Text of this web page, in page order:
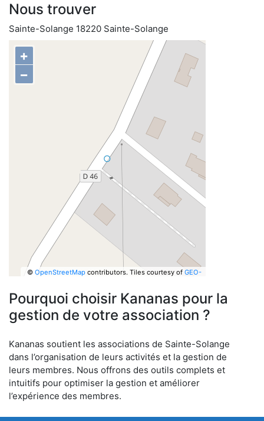
Nous trouver
Sainte-Solange 18220 Sainte-Solange
+
−
© OpenStreetMapcontributors. Tiles courtesy of GEO-
Pourquoi choisir Kananas pour la
gestion de votre association ?
Kananas soutient les associations de Sainte-Solange
dans l’organisation de leurs activités et la gestion de
leurs membres. Nous offrons des outils complets et
intuitifs pour optimiser la gestion et améliorer
l’expérience des membres.